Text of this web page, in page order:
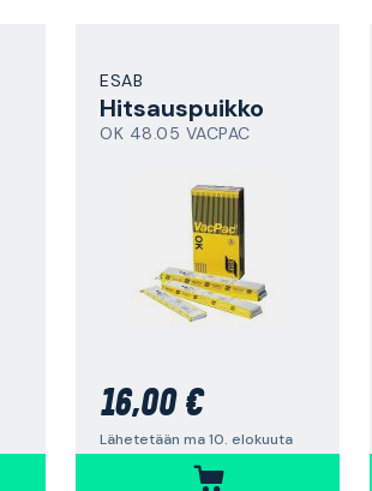
ESAB
Hitsauspuikko
OK 48.05 VACPAC
16,00 €
Lähetetään ma 10. elokuuta